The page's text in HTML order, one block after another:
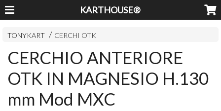
KARTHOUSE®
TONYKART CERCHI OTK
CERCHIO ANTERIORE
OTK IN MAGNESIO H.130
mm Mod MXC